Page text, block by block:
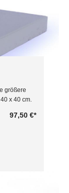
größere
x 40 cm.
97,50 €*